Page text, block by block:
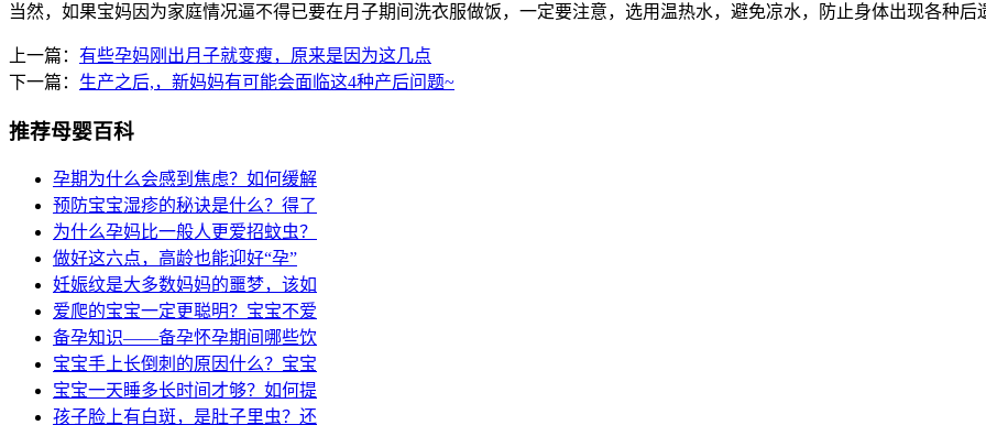
当然，如果宝妈因为家庭情况逼不得已要在月子期间洗衣服做饭，一定要注意，选用温热水，避免凉水，防止身体出现各种后
上一篇： 有些孕妈刚出月子就变瘦，原来是因为这几点
下一篇： 生产之后,，新妈妈有可能会面临这4种产后问题~
推荐母婴百科
孕期为什么会感到焦虑？如何缓解
预防宝宝湿疹的秘诀是什么？得了
为什么孕妈比一般人更爱招蚊虫？
做好这六点，高龄也能迎好“孕”
妊娠纹是大多数妈妈的噩梦，该如
爱爬的宝宝一定更聪明？宝宝不爱
备孕知识——备孕怀孕期间哪些饮
宝宝手上长倒刺的原因什么？宝宝
宝宝一天睡多长时间才够？如何提
孩子脸上有白斑，是肚子里虫？还